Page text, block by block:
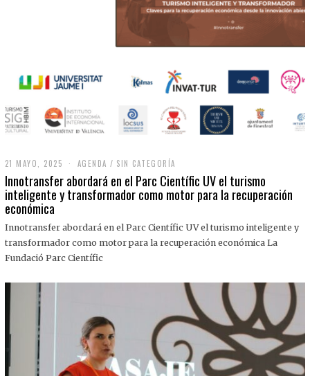
21 MAYO, 2025
M
A
Y
,
0
2
AGENDA / SIN CATEGORÍA
Innotransfer abordará en el Parc Científic UV el turismo
inteligente y transformador como motor para la recuperación
económica
Innotransfer abordará en el Parc Científic UV el turismo inteligente y
transformador como motor para la recuperación económica La
Fundació Parc Científic